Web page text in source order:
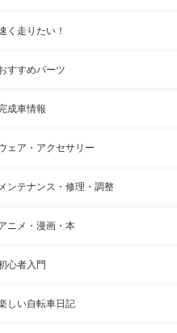
く走りたい！
すすめパーツ
成車情報
ェア・アクセサリー
メンテナンス・修理・調整
ニメ・漫画・本
心者入門
しい自転車日記